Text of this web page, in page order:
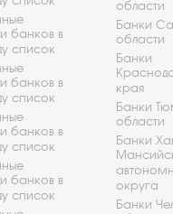
банков в
список
банков в
список
банков в
список
банков в
список
области
Банки
области
Банки
края
Банки
области
Банки
округа
Банки